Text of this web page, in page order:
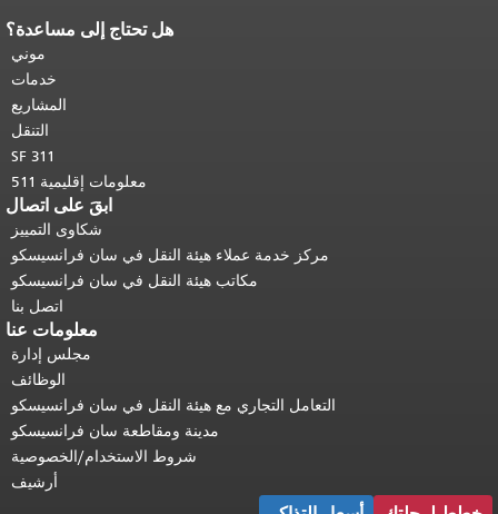
هل تحتاج إلى مساعدة؟
موني
خدمات
المشاريع
التنقل
SF 311
معلومات إقليمية 511
ابقَ على اتصال
شكاوى التمييز
مركز خدمة عملاء هيئة النقل في سان فرانسيسكو
مكاتب هيئة النقل في سان فرانسيسكو
اتصل بنا
معلومات عنا
مجلس إدارة
الوظائف
التعامل التجاري مع هيئة النقل في سان فرانسيسكو
مدينة ومقاطعة سان فرانسيسكو
شروط الاستخدام/الخصوصية
أرشيف